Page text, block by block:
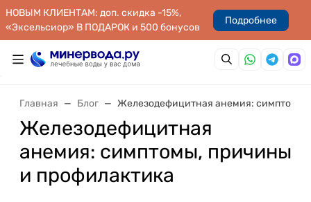
НОВЫМ КЛИЕНТАМ: доп. скидка -15%,
«Эксельсиор» В ПОДАРОК и 500 бонусов
Подробнее
Главная Блог Железодефицитная анемия: симптомы,
Железодефицитная
анемия: симптомы, причины
и профилактика